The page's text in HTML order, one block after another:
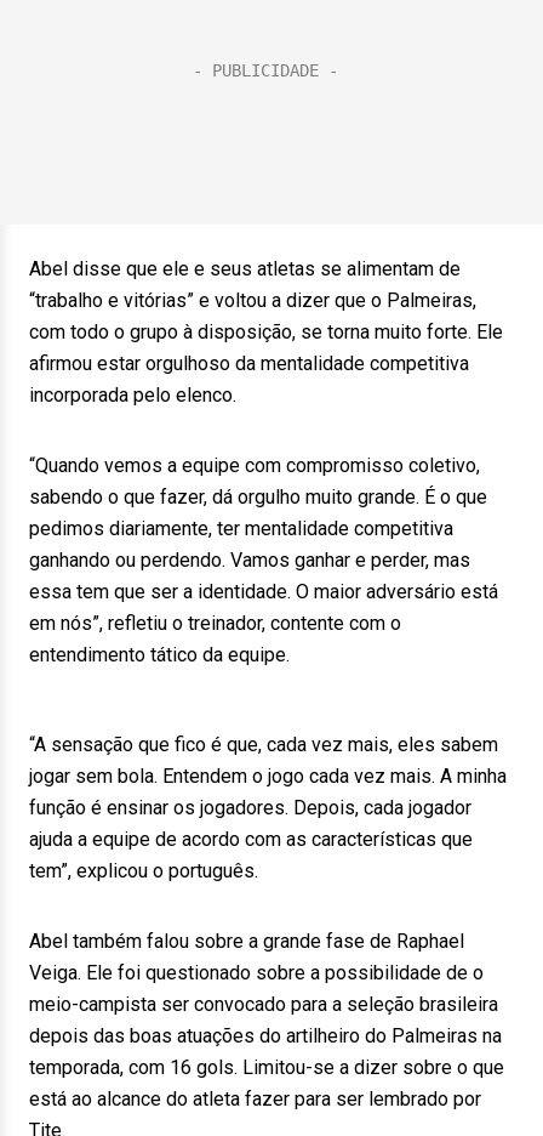
Abel disse que ele e seus atletas se alimentam de
“trabalho e vitórias” e voltou a dizer que o Palmeiras,
com todo o grupo à disposição, se torna muito forte. Ele
afirmou estar orgulhoso da mentalidade competitiva
incorporada pelo elenco.
“Quando vemos a equipe com compromisso coletivo,
sabendo o que fazer, dá orgulho muito grande. É o que
pedimos diariamente, ter mentalidade competitiva
ganhando ou perdendo. Vamos ganhar e perder, mas
essa tem que ser a identidade. O maior adversário está
em nós”, refletiu o treinador, contente com o
entendimento tático da equipe.
“A sensação que fico é que, cada vez mais, eles sabem
jogar sem bola. Entendem o jogo cada vez mais. A minha
função é ensinar os jogadores. Depois, cada jogador
ajuda a equipe de acordo com as características que
tem”, explicou o português.
Abel também falou sobre a grande fase de Raphael
Veiga. Ele foi questionado sobre a possibilidade de o
meio-campista ser convocado para a seleção brasileira
depois das boas atuações do artilheiro do Palmeiras na
temporada, com 16 gols. Limitou-se a dizer sobre o que
está ao alcance do atleta fazer para ser lembrado por
Tite.